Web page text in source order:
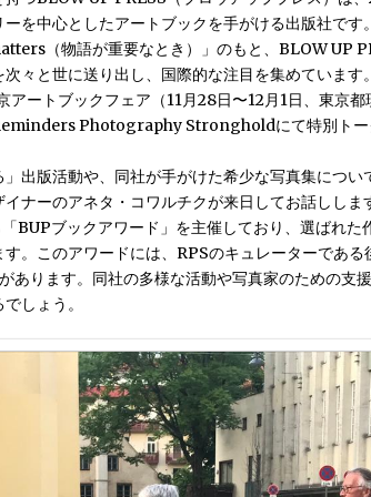
を中心としたアートブックを手がける出版社です
（物語が重要なとき）」のもと、BLOW UP
々と世に送り出し、国際的な注目を集めています
京アートブックフェア（11月28日〜12月1日、東京
Photography Strongholdにて特別トー
出版活動や、同社が手がけた希少な写真集につい
ナーのアネタ・コワルチクが来日してお話ししま
「BUPブックアワード」 を主催しており、選ばれた
。このアワードには、RPSのキュレーターである
あります。同社の多様な活動や写真家のための支
しょう。